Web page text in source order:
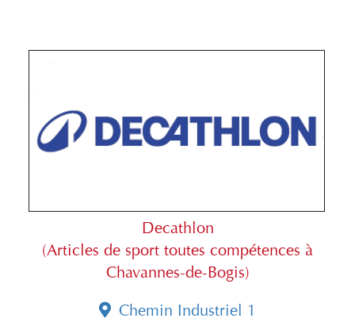
Decathlon
(Articles de sport toutes compétences à
Chavannes-de-Bogis)
Chemin Industriel 1